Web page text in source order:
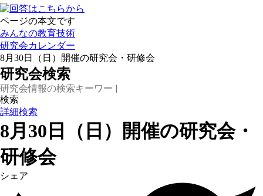
ページの本文です
みんなの教育技術
研究会カレンダー
8月30日（日）開催の研究会・研修会
研究会検索
詳細検索
8月30日（日）開催の研究会・
研修会
シェア